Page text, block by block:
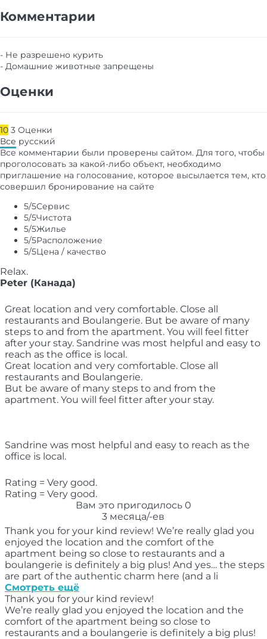
Комментарии
- Не разрешено курить
- Домашние животные запрещены
Оценки
10 3 Оценки
Все русский
Все комментарии были проверены сайтом. Для того, чтобы
проголосовать за какой-либо объект, необходимо
приглашение на голосование, которое высылается тем, кто
совершил бронирование на сайте
5/5Сервис
5/5Чистота
5/5Жилье
5/5Расположение
5/5Цена / качество
Relax.
Peter (Канада)
Great location and very comfortable. Close all
restaurants and Boulangerie. But be aware of many
steps to and from the apartment. You will feel fitter
after your stay. Sandrine was most helpful and easy to
reach as the office is local.
Great location and very comfortable. Close all
restaurants and Boulangerie.
But be aware of many steps to and from the
apartment. You will feel fitter after your stay.
Sandrine was most helpful and easy to reach as the
office is local.
Rating = Very good.
Rating = Very good.
Вам это пригодилось 0
3 месяца/-ев
Thank you for your kind review! We’re really glad you
enjoyed the location and the comfort of the
apartment being so close to restaurants and a
boulangerie is definitely a big plus! And yes… the steps
are part of the authentic charm here (and a li
Смотреть ещё
Thank you for your kind review!
We’re really glad you enjoyed the location and the
comfort of the apartment being so close to
restaurants and a boulangerie is definitely a big plus!